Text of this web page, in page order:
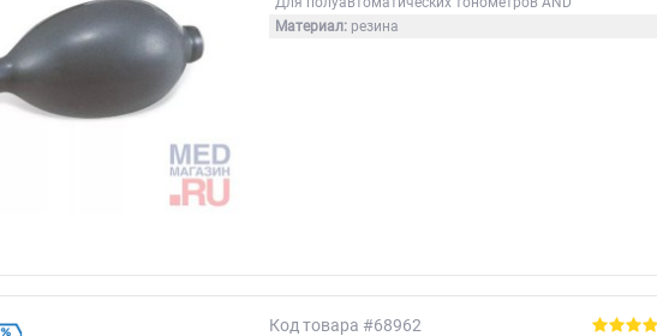
Материал: резина
Код товара #68962